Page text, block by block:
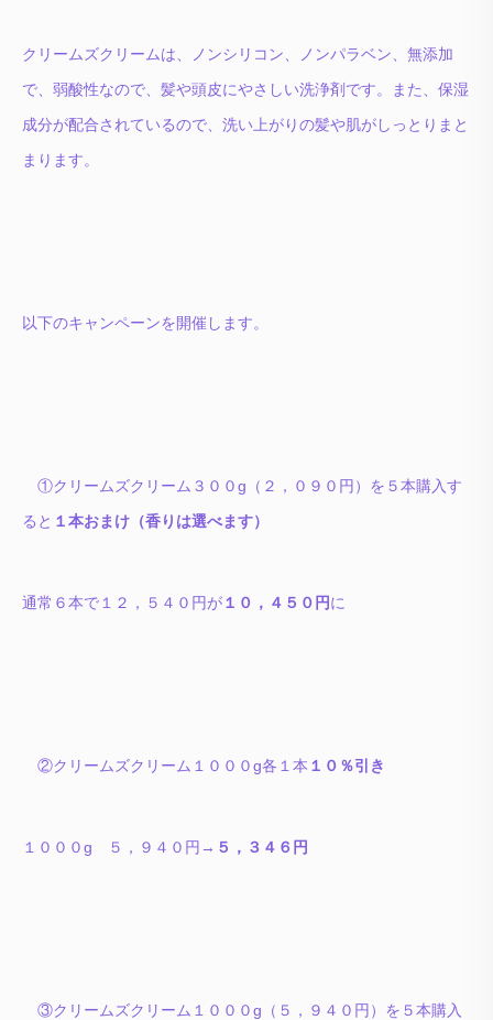
クリームズクリームは、ノンシリコン、ノンパラベン、無添加
で、弱酸性なので、髪や頭皮にやさしい洗浄剤です。また、保湿
成分が配合されているので、洗い上がりの髪や肌がしっとりまと
まります。
以下のキャンペーンを開催します。
①クリームズクリーム３００g（２，０９０円）を５本購入す
ると １本おまけ（香りは選べます）
通常６本で１２，５４０円が１０，４５０円に
②クリームズクリーム１０００g各１本 １０％引き
１０００g ５，９４０円→ ５，３４６円
③クリームズクリーム１０００g（５，９４０円）を５本購入